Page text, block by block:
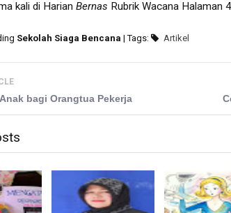
kali di Harian Bernas Rubrik Wacana Halaman
Sekolah Siaga Bencana | Tags: Artikel
bagi Orangtua Pekerja